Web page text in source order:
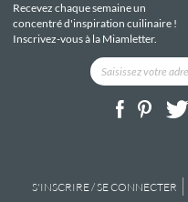
Recevez chaque semaine un
concentré d'inspiration cuilinaire !
Inscrivez-vous à la Miamletter.
S'INSCRIRE / SE CONNECTER